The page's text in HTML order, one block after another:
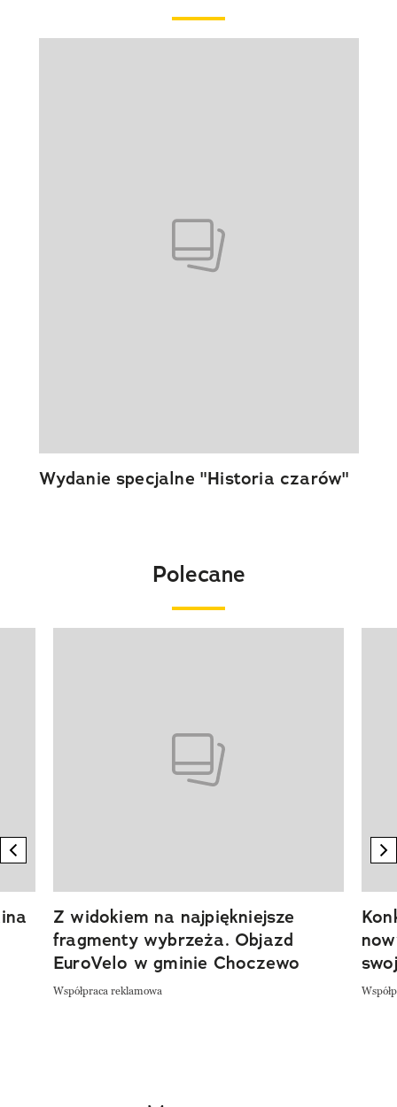
Wydanie specjalne "Historia czarów"
Polecane
previous element
Z widokiem na najpiękniejsze
fragmenty wybrzeża. Objazd
EuroVelo w gminie Choczewo
Współpraca reklamowa